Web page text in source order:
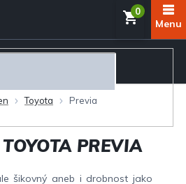
Toyota Previa
PREVIA
šikovný aneb i drobnost jako